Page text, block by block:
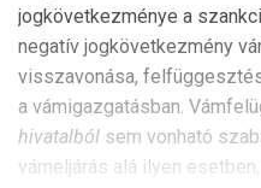
jogkövetkezménye a
negatív jogkövetkezmény
visszavonása,
a vámigazgatásban.
hivatalból sem vonható
vámeljárás alá ilyen